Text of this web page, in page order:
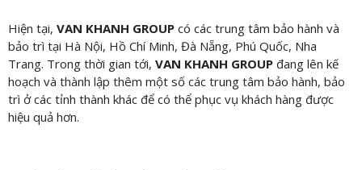
Hiện tại, VAN KHANH GROUP có các trung tâm bảo hành và
bảo trì tại Hà Nội, Hồ Chí Minh, Đà Nẵng, Phú Quốc, Nha
Trang. Trong thời gian tới, VAN KHANH GROUP đang lên kế
hoạch và thành lập thêm một số các trung tâm bảo hành, bảo
trì ở các tỉnh thành khác để có thể phục vụ khách hàng được
hiệu quả hơn.